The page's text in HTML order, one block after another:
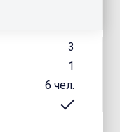
3
1
6 чел.